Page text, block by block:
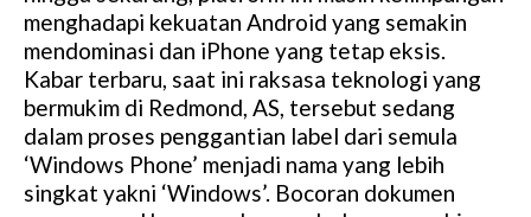
menghadapi kekuatan Android yang semakin
mendominasi dan iPhone yang tetap eksis.
Kabar terbaru, saat ini raksasa teknologi yang
bermukim di Redmond, AS, tersebut sedang
dalam proses penggantian label dari semula
‘Windows Phone’ menjadi nama yang lebih
singkat yakni ‘Windows’. Bocoran dokumen